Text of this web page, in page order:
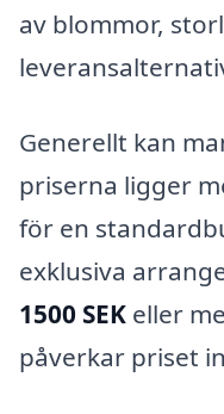
av blommor,
Generellt kan
priserna ligger
för en
exklusiva
1500 SEK eller
påverkar priset